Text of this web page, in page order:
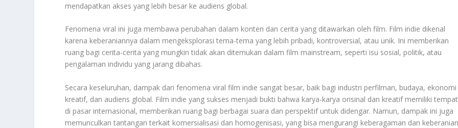
mendapatkan akses yang lebih besar ke audiens global.
Fenomena viral ini juga membawa perubahan dalam konten dan cerita yang ditawarkan oleh film. Film indie dikenal
karena keberaniannya dalam mengeksplorasi tema-tema yang lebih pribadi, kontroversial, atau unik. Ini memberikan
ruang bagi cerita-cerita yang mungkin tidak akan ditemukan dalam film mainstream, seperti isu sosial, politik, atau
pengalaman individu yang jarang dibahas.
Secara keseluruhan, dampak dari fenomena viral film indie sangat besar, baik bagi industri perfilman, budaya, ekonomi
kreatif, dan audiens global. Film indie yang sukses menjadi bukti bahwa karya-karya orisinal dan kreatif memiliki tempat
di pasar internasional, memberikan ruang bagi berbagai suara dan perspektif untuk didengar. Namun, dampak ini juga
memunculkan tantangan terkait komersialisasi dan homogenisasi, yang bisa mengurangi keberagaman dan keberanian